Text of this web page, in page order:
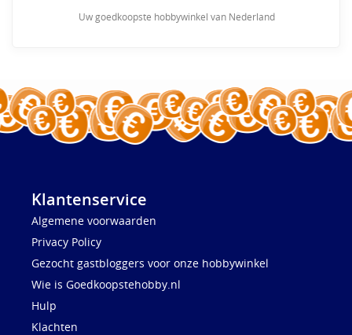
Uw goedkoopste hobbywinkel van Nederland
Klantenservice
Algemene voorwaarden
Privacy Policy
Gezocht gastbloggers voor onze hobbywinkel
Wie is Goedkoopstehobby.nl
Hulp
Klachten